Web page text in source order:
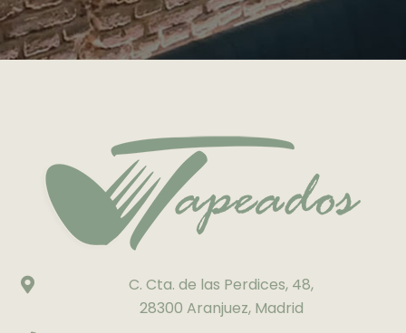
C. Cta. de las Perdices, 48,
28300 Aranjuez, Madrid